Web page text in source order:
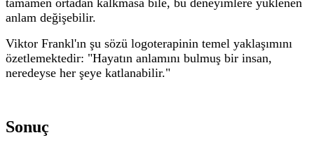
tamamen ortadan kalkmasa bile, bu deneyimlere yüklenen
anlam değişebilir.
Viktor Frankl'ın şu sözü logoterapinin temel yaklaşımını
özetlemektedir: "Hayatın anlamını bulmuş bir insan,
neredeyse her şeye katlanabilir."
Sonuç